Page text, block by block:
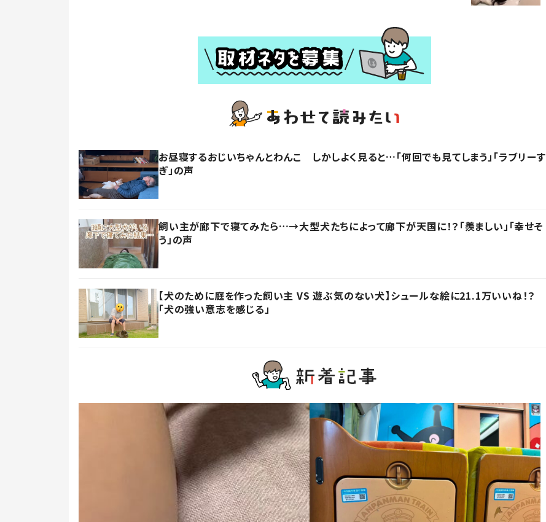
お昼寝するおじいちゃんとわんこ しかしよく見ると…「何回でも見てしまう」「ラブリーす
ぎ」の声
飼い主が廊下で寝てみたら…→大型犬たちによって廊下が天国に！？「羨ましい」「幸せそ
う」の声
【犬のために庭を作った飼い主 VS 遊ぶ気のない犬】シュールな絵に21.1万いいね！？
「犬の強い意志を感じる」